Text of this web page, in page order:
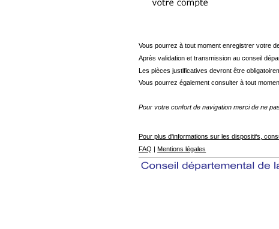
Vous pourrez à tout moment enregistrer votre
Après validation et transmission au conseil
Les pièces justificatives devront être
Vous pourrez également consulter à tout
Pour votre confort de navigation merci de ne
Pour plus d'informations sur les dispositifs,
FAQ |Mentions légales